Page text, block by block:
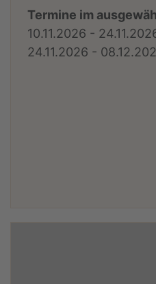
Termine im
10.11.2026 -
24.11.2026 -